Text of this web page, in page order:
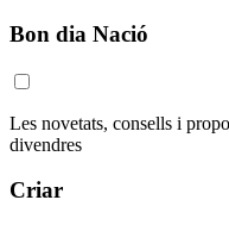
Bon dia Nació
Les novetats, consells i
divendres
Criar